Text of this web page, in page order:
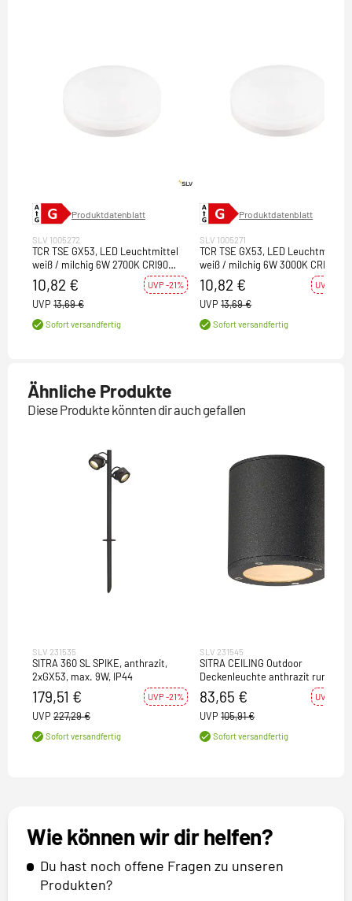
Produktdatenblatt
SLV 1005272
TCR TSE GX53, LED Leuchtmittel
weiß / milchig 6W 2700K CRI90
120°
10,82 € UVP -21%
UVP 13,69 €
Sofort versandfertig
Produktdatenblatt
SLV 1005271
TCR TSE GX53, LED Leuchtmittel
weiß / milchig 6W 3000K CRI90
120°
10,82 € UVP -21%
UVP 13,69 €
Sofort versandfertig
Ähnliche Produkte
Diese Produkte könnten dir auch gefallen
SLV 231535
SITRA 360 SL SPIKE, anthrazit,
2xGX53, max. 9W, IP44
179,51 € UVP -21%
UVP 227,29 €
Sofort versandfertig
SLV 231545
SITRA CEILING Outdoor
Deckenleuchte anthrazit rund
1x GX53 max. 9W
83,65 € UVP -21%
UVP 105,91 €
Sofort versandfertig
Wie können wir dir helfen?
Du hast noch offene Fragen zu unseren
Produkten?